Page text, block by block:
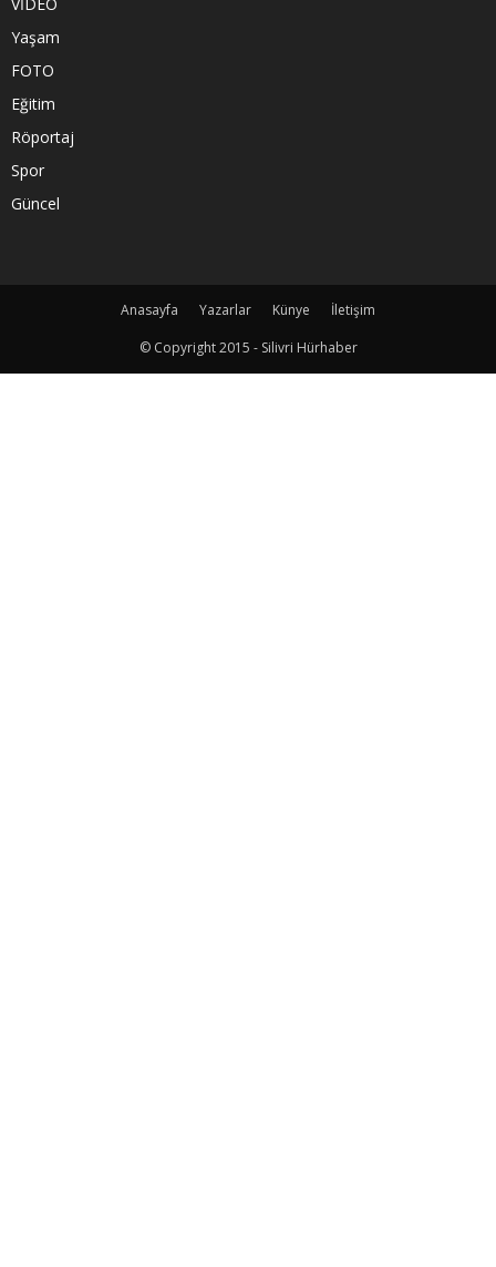
Yaşam
FOTO
Eğitim
Röportaj
Spor
Güncel
Anasayfa Yazarlar Künye
İletişim
© Copyright 2015 - Silivri Hürhaber